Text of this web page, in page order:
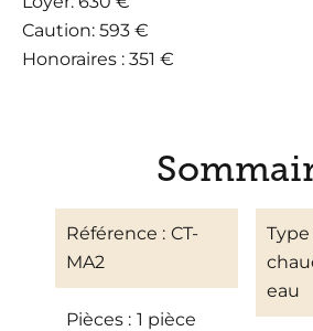
Caution: 593 €
Honoraires : 351 €
Référence
CT-
MA2
Pièces 1 pièce
eau